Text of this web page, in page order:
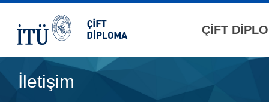
ÇİFT
İletişim